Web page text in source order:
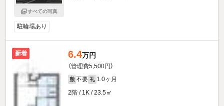
すべての写真
駐輪場あり
新着 6.4万円
（管理費5,500円）
敷 不要 礼 1.0ヶ月
2階 / 1K / 23.5㎡